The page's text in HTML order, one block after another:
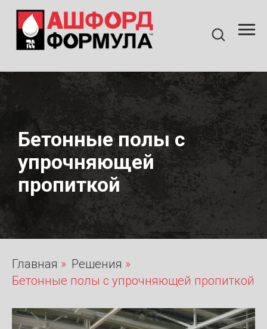
Бетонные полы с
упрочняющей
пропиткой
Главная » Решения »
Бетонные полы с упрочняющей пропиткой